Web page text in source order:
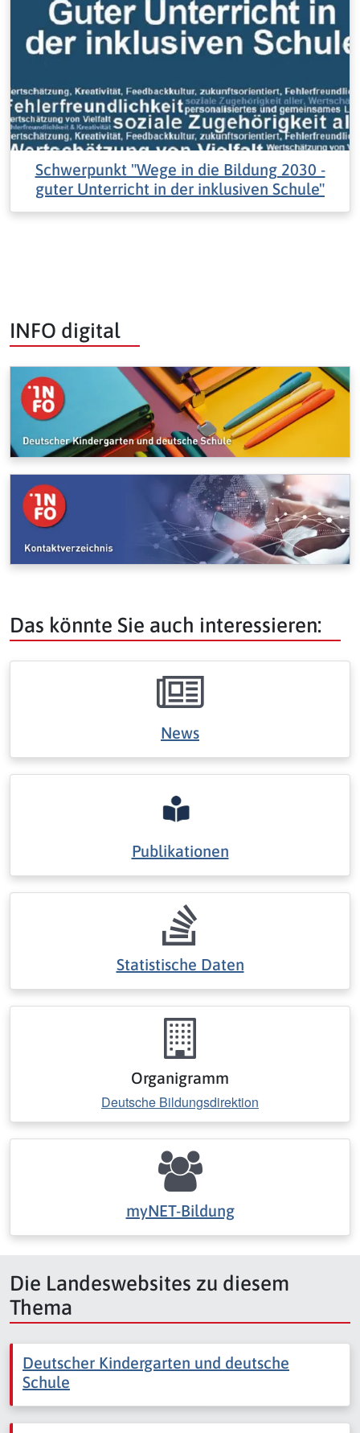
Schwerpunkt "Wege in die Bildung 2030 -
guter Unterricht in der inklusiven Schule"
INFO digital
Das könnte Sie auch interessieren:
News
Publikationen
Statistische Daten
Organigramm
Deutsche Bildungsdirektion
myNET-Bildung
Die Landeswebsites zu diesem
Thema
Deutscher Kindergarten und deutsche
Schule